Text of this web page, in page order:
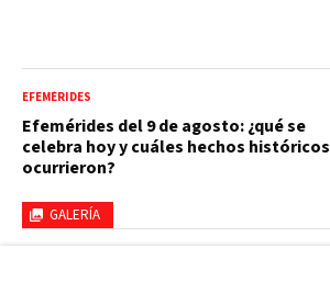
GALERÍA
EFEMÉRIDES
Efemérides del 9 de agosto: ¿qué se
celebra hoy y cuáles hechos históricos
ocurrieron?